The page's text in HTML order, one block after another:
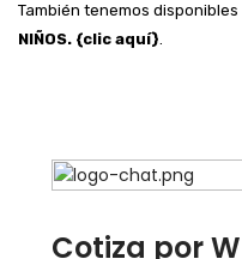
También tenemos disponibles
NIÑOS. {clic aquí}.